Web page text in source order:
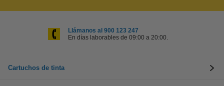
Llámanos al 900 123 247
En días laborables de 09:00 a 20:00.
Cartuchos de tinta